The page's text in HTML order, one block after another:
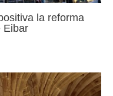
la reforma
Eibar